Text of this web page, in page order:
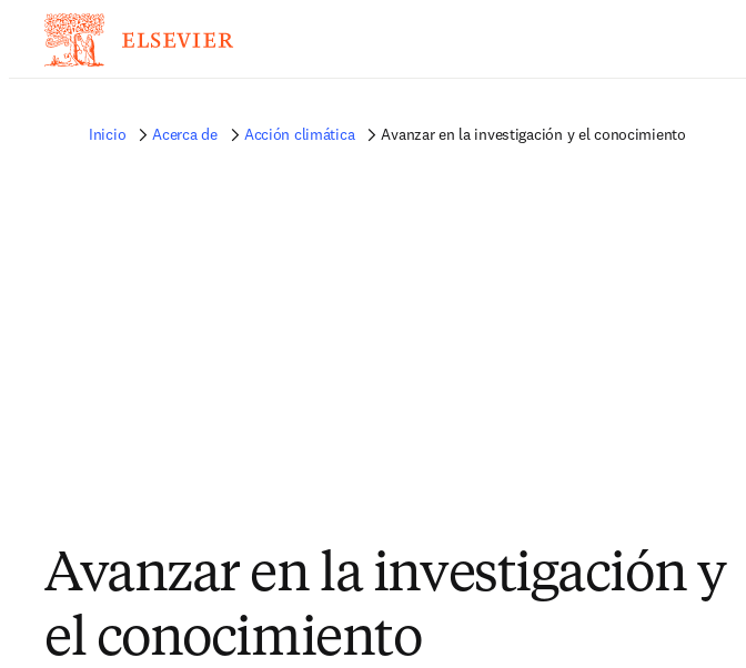
Inicio Acerca de Acción climática Avanzar en la investigación y el conocimiento
Avanzar en la investigación y
el conocimiento